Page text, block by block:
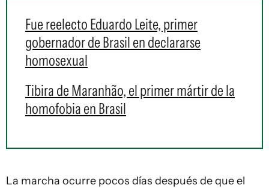
Fue reelecto Eduardo Leite, primer
gobernador de Brasil en declararse
homosexual
Tibira de Maranhão, el primer mártir de la
homofobia en Brasil
La marcha ocurre pocos días después de que el